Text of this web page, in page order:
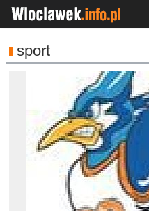
sport